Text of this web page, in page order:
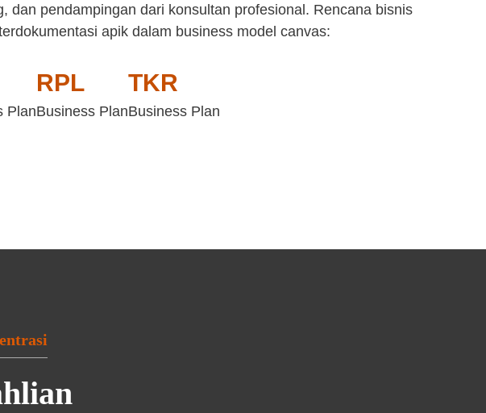
dan pendampingan dari konsultan profesional. Rencana bisnis
apik dalam business model canvas:
Plan
RPL
Business Plan
TKR
Business Plan